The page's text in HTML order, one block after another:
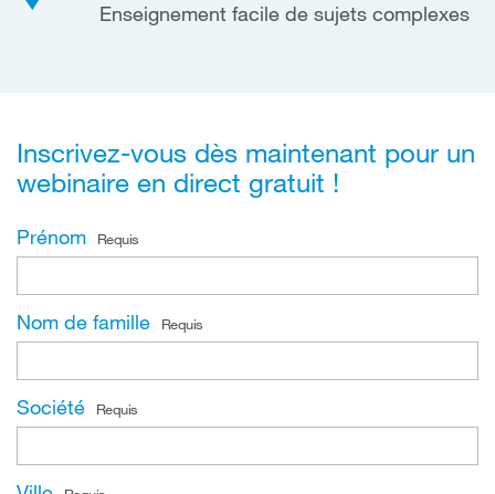
Enseignement facile de sujets complexes
Inscrivez-vous dès maintenant pour un
webinaire en direct gratuit !
Prénom Requis
Nom de famille Requis
Société Requis